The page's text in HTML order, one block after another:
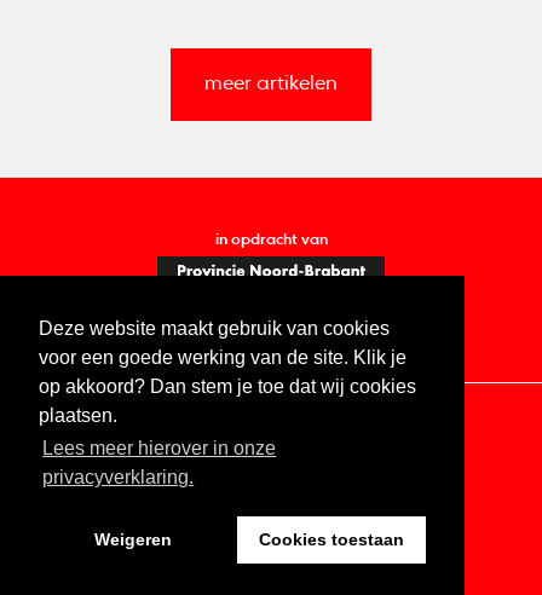
Deze website maakt gebruik van cookies
voor een goede werking van de site. Klik je
op akkoord? Dan stem je toe dat wij cookies
plaatsen.
Lees meer hierover in onze
privacyverklaring.
Weigeren Cookies toestaan
meer artikelen
in opdracht van
Contact Vacatures ANBI
Digitale toegankelijkheid